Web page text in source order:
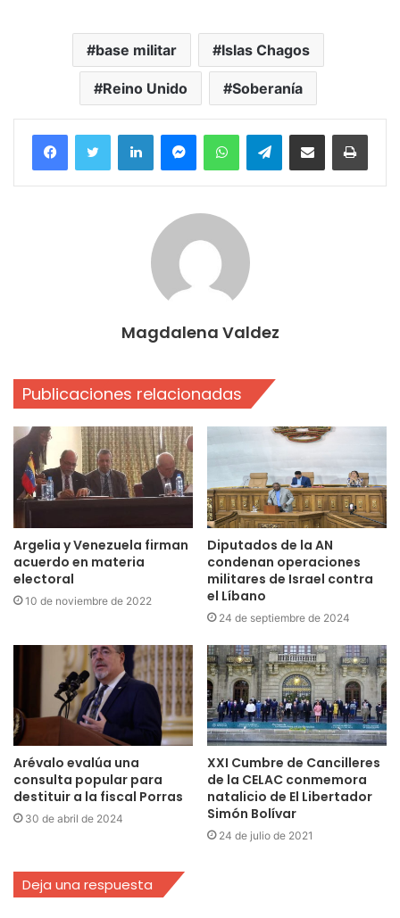
base militar Islas Chagos
Reino Unido Soberanía
FacebookTwitter LinkedInMessengerWhatsAppTelegramCompartir por correo electrónico
Magdalena Valdez
Publicaciones relacionadas
Argelia y Venezuela firman
acuerdo en materia
electoral
10 de noviembre de 2022
Diputados de la AN
condenan operaciones
militares de Israel contra
el Líbano
24 de septiembre de 2024
Arévalo evalúa una
consulta popular para
destituir a la fiscal Porras
30 de abril de 2024
XXI Cumbre de Cancilleres
de la CELAC conmemora
natalicio de El Libertador
Simón Bolívar
24 de julio de 2021
Deja una respuesta